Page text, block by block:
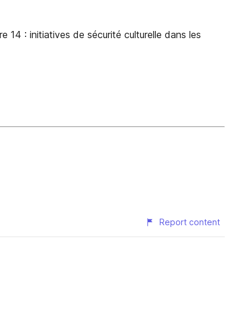
14 : initiatives de sécurité culturelle dans les
Report content